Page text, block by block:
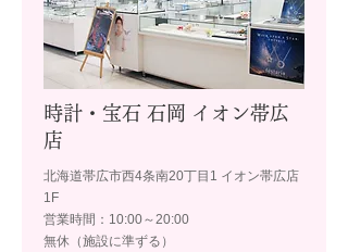
時計・宝石 石岡 イオン帯広
店
北海道帯広市西4条南20丁目1 イオン帯広店
1F
営業時間：10:00～20:00
無休（施設に準ずる）